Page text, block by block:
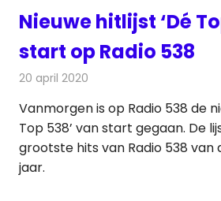
Nieuwe hitlijst ‘Dé
start op Radio 538
20 april 2020
Vanmorgen is op Radio 538 de
Top 538’ van start gegaan. De
grootste hits van Radio 538 van
jaar.